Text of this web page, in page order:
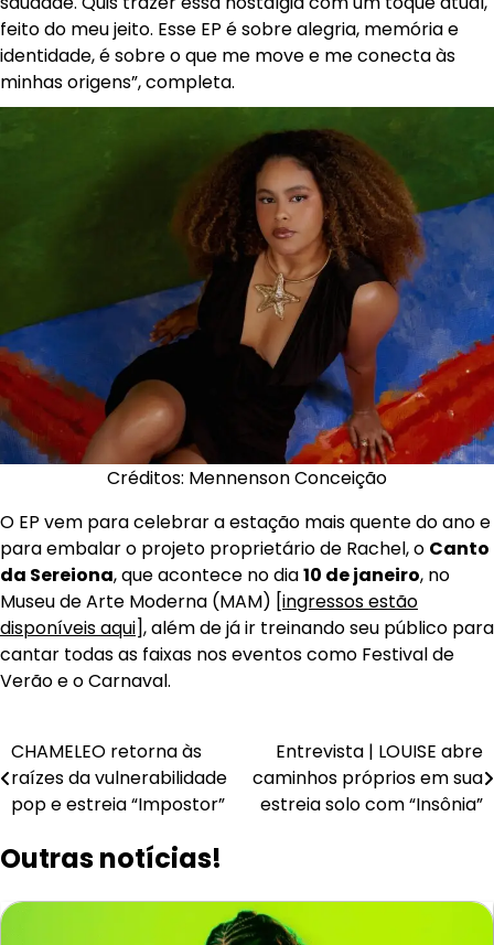
feito do meu jeito. Esse EP é sobre alegria, memória e
identidade, é sobre o que me move e me conecta às
minhas origens”, completa.
Créditos: Mennenson Conceição
O EP vem para celebrar a estação mais quente do ano e
para embalar o projeto proprietário de Rachel, o Canto
da Sereiona, que acontece no dia10 de janeiro, no
Museu de Arte Moderna (MAM) [ingressos estão
disponíveis aqui], além de já ir treinando seu público para
cantar todas as faixas nos eventos como Festival de
Verão e o Carnaval.
Navegação
de
CHAMELEO retorna às
raízes da vulnerabilidade
pop e estreia “Impostor”
Entrevista | LOUISE abre
caminhos próprios em sua
estreia solo com “Insônia”
Outras notícias!